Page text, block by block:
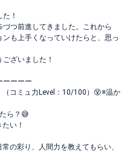
！
つ前進してきました。これから
も上手くなっていけたらと、思っ
ざいました！
ーーーー
コミュ力Level：10/100）😵※温か
ら？😅
い！
の彩り、人間力を教えてもらい、